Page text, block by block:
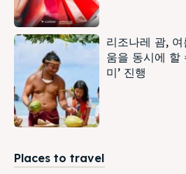
리조나레 괌,
움을 동시에 할
미’ 진행
Places to travel